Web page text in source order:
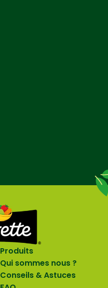
Produits
Qui sommes nous ?
Conseils & Astuces